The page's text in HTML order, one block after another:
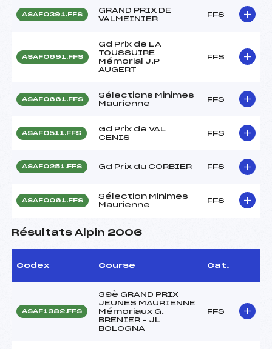
ASAF0391.FFS
GRAND PRIX DE
VALMEINIER
FFS
ASAF0691.FFS
Gd Prix de LA
TOUSSUIRE
Mémorial J.P
AUGERT
FFS
ASAF0661.FFS
Sélections Minimes
Maurienne
FFS
ASAF0511.FFS
Gd Prix de VAL
CENIS
FFS
ASAF0251.FFS Gd Prix du CORBIER FFS
ASAF0061.FFS
Sélection Minimes
Maurienne
FFS
Résultats Alpin 2006
Codex Course Cat.
ASAF1382.FFS
39è GRAND PRIX
JEUNES MAURIENNE
Mémoriaux G.
BRENIER – JL
BOLOGNA
FFS